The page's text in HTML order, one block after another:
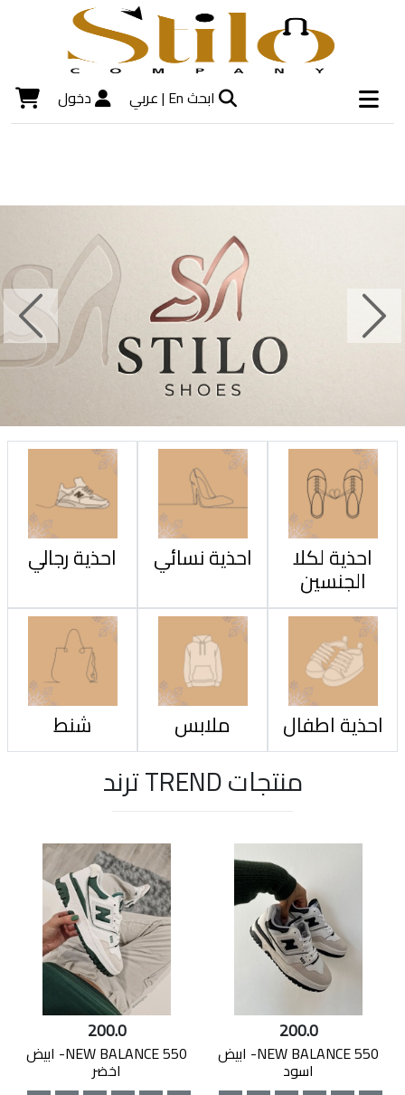
ابحثEn | عربي دخول
Previous
Next
احذية لكلا
الجنسين
احذية نسائي احذية رجالي
احذية اطفال ملابس شنط
منتجات TREND ترند
200.0
NEW BALANCE 550- ابيض
اسود
200.0
NEW BALANCE 550- ابيض
اخضر